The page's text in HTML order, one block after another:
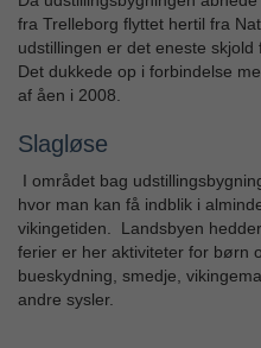
fra Trelleborg flyttet hertil fra
udstillingen er det eneste skjold
Det dukkede op i forbindelse
af åen i 2008.
Slagløse
I området bag
hvor man kan få indblik i
vikingetiden. Landsbyen
ferier er her aktiviteter for børn
bueskydning, smedje,
andre sysler.